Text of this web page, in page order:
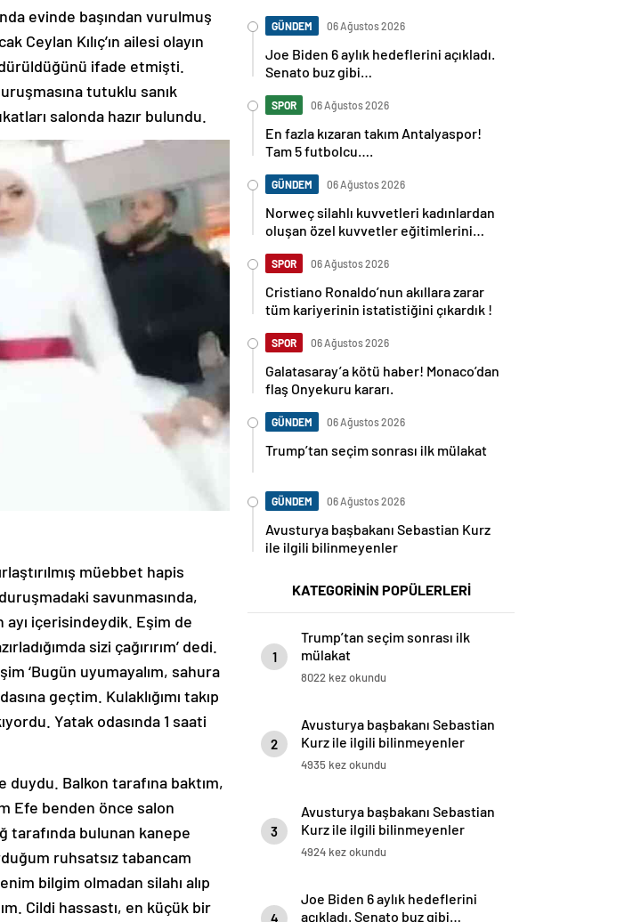
evinde başından vurulmuş
Ceylan Kılıç’ın ailesi olayın
ifade etmişti.
tutuklu sanık
salonda hazır bulundu.
müebbet hapis
savunmasında,
ayı içerisindeydik. Eşim de
sizi çağırırım’ dedi.
‘Bugün uyumayalım, sahura
geçtim. Kulaklığımı takıp
Yatak odasında 1 saati
duydu. Balkon tarafına baktım,
Efe benden önce salon
tarafında bulunan kanepe
ruhsatsız tabancam
bilgim olmadan silahı alıp
Cildi hassastı, en küçük bir
GÜNDEM 06 Ağustos 2026
Joe Biden 6 aylık hedeflerini açıkladı.
Senato buz gibi…
SPOR 06 Ağustos 2026
En fazla kızaran takım Antalyaspor!
Tam 5 futbolcu….
GÜNDEM 06 Ağustos 2026
Norweç silahlı kuvvetleri kadınlardan
oluşan özel kuvvetler eğitimlerini
SPOR 06 Ağustos 2026
Cristiano Ronaldo’nun akıllara zarar
tüm kariyerinin istatistiğini çıkardık !
SPOR 06 Ağustos 2026
Galatasaray’a kötü haber! Monaco’dan
flaş Onyekuru kararı.
GÜNDEM 06 Ağustos 2026
Trump’tan seçim sonrası ilk mülakat
GÜNDEM 06 Ağustos 2026
Avusturya başbakanı Sebastian Kurz
ile ilgili bilinmeyenler
KATEGORİNİN POPÜLERLERİ
1
Trump’tan seçim sonrası ilk
mülakat
8022 kez okundu
2
Avusturya başbakanı Sebastian
Kurz ile ilgili bilinmeyenler
4935 kez okundu
3
Avusturya başbakanı Sebastian
Kurz ile ilgili bilinmeyenler
4924 kez okundu
4
Joe Biden 6 aylık hedeflerini
açıkladı. Senato buz gibi…